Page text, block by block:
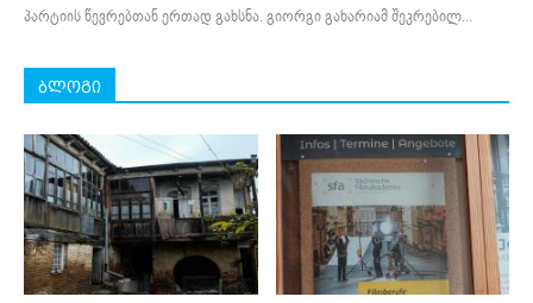
პარტიის წევრებთან ერთად გახსნა. გიორგი გახარიამ შეკრებილ...
ბლოგი